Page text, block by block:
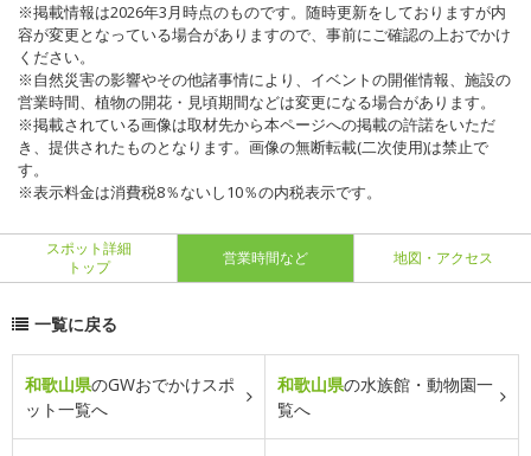
※掲載情報は2026年3月時点のものです。随時更新をしておりますが内
容が変更となっている場合がありますので、事前にご確認の上おでかけ
ください。
※自然災害の影響やその他諸事情により、イベントの開催情報、施設の
営業時間、植物の開花・見頃期間などは変更になる場合があります。
※掲載されている画像は取材先から本ページへの掲載の許諾をいただ
き、提供されたものとなります。画像の無断転載(二次使用)は禁止で
す。
※表示料金は消費税8％ないし10％の内税表示です。
スポット詳細
トップ
営業時間など 地図・アクセス
一覧に戻る
和歌山県のGWおでかけスポ
ット一覧へ
和歌山県の水族館・動物園一
覧へ